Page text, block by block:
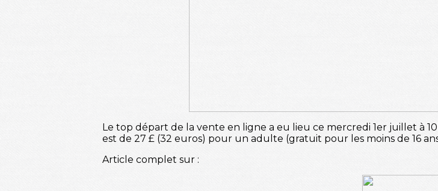
Le top départ de la vente en ligne a eu lieu ce mercredi 1er juillet à
est de 27 £ (32 euros) pour un adulte (gratuit pour les moins de 16
Article complet sur :